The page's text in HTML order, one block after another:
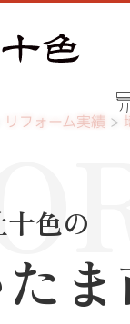
リフォーム実績
色の